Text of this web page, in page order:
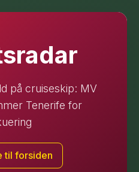
på cruiseskip: MV
Tenerife for
til forsiden